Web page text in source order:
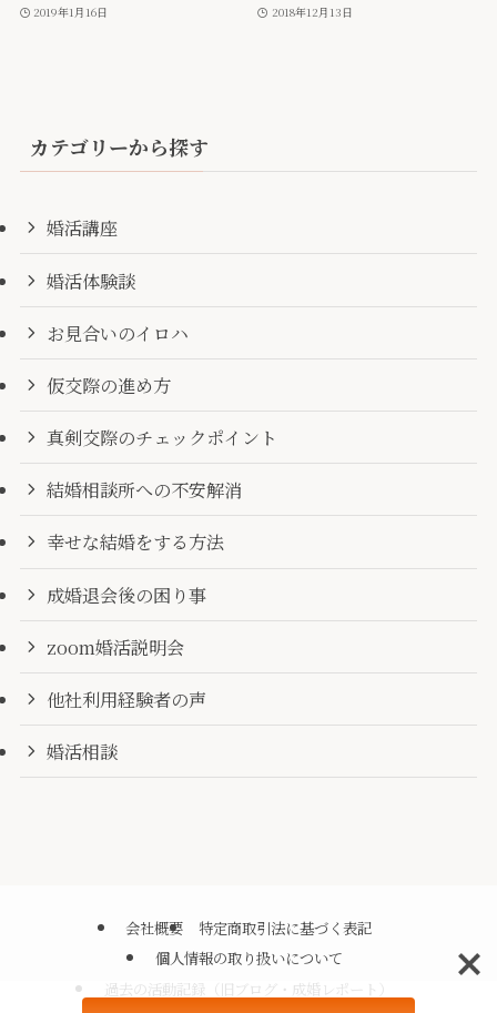
2019年1月16日 2018年12月13日
カテゴリーから探す
婚活講座
婚活体験談
お見合いのイロハ
仮交際の進め方
真剣交際のチェックポイント
結婚相談所への不安解消
幸せな結婚をする方法
成婚退会後の困り事
zoom婚活説明会
他社利用経験者の声
婚活相談
会社概要
特定商取引法に基づく表記
個人情報の取り扱いについて
過去の活動記録（旧ブログ・成婚レポート）